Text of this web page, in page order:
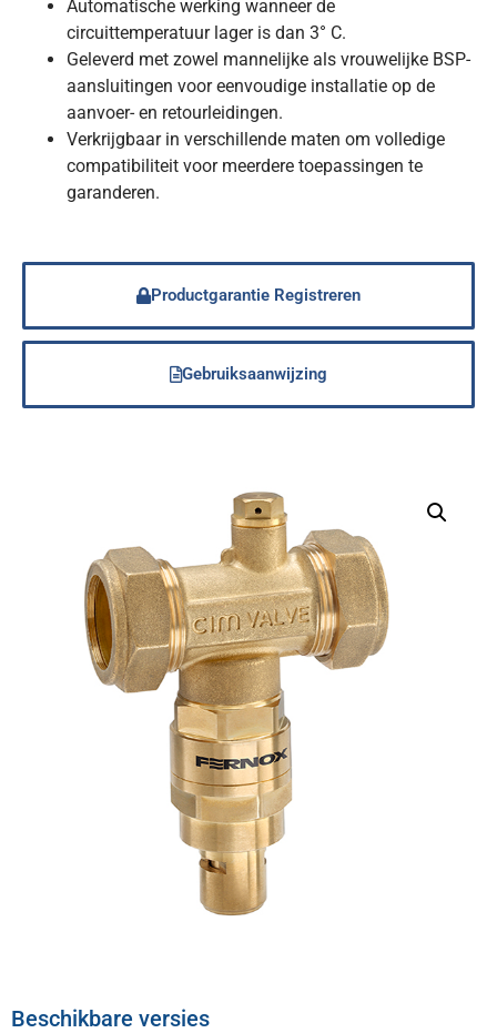
Automatische werking wanneer de
circuittemperatuur lager is dan 3° C.
Geleverd met zowel mannelijke als vrouwelijke BSP-
aansluitingen voor eenvoudige installatie op de
aanvoer- en retourleidingen.
Verkrijgbaar in verschillende maten om volledige
compatibiliteit voor meerdere toepassingen te
garanderen.
Productgarantie Registreren
Gebruiksaanwijzing
Beschikbare versies